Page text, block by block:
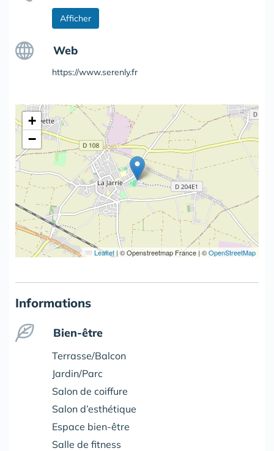
Afficher
Web
https://www.serenly.fr
+
−
Leaflet | © Openstreetmap France | ©OpenStreetMap
Informations
Bien-être
Terrasse/Balcon
Jardin/Parc
Salon de coiffure
Salon d’esthétique
Espace bien-être
Salle de fitness